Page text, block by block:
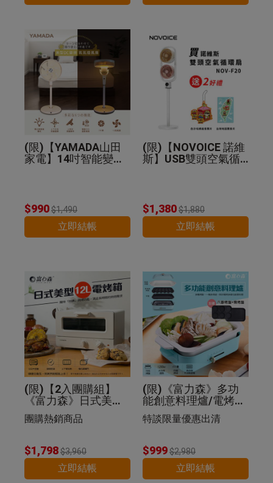
(限)【YAMADA山田
家電】14吋智能變頻
$990$1,490
立即結帳
(限)【NOVOICE 諾維
斯】USB雙頭空氣循
$1,380$1,880
立即結帳
(限)【2入團購組】
《富力森》日式美型1
2L電烤箱
團購熱銷商品
$1,798$3,960
立即結帳
(限)《富力森》多功
能創意料理爐/電烤盤
(豪華五件組)
特談限量優惠出清
$999$2,980
立即結帳